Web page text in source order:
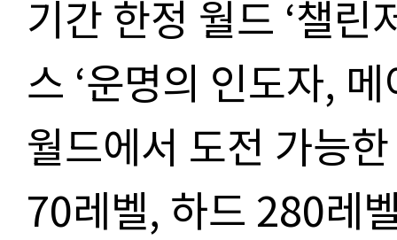
기간 한정 월드 ‘챌린
스 ‘운명의 인도자,
월드에서 도전 가능
70레벨, 하드 280레